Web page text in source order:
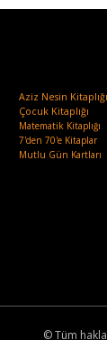
Aziz Nesin Kitaplığı
Çocuk Kitaplığı
Matematik Kitaplığı
7'den 70'e Kitaplar
Mutlu Gün Kartları
© Tüm